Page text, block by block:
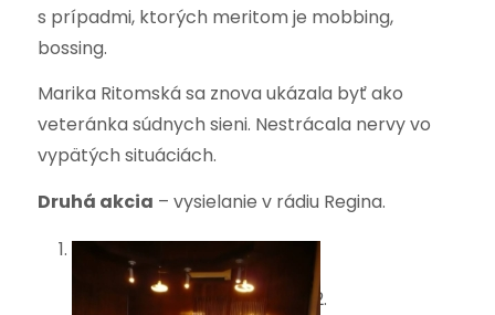
s prípadmi, ktorých meritom je mobbing,
bossing.
Marika Ritomská sa znova ukázala byť ako
veteránka súdnych sieni. Nestrácala nervy vo
vypätých situáciách.
Druhá akcia – vysielanie v rádiu Regina.